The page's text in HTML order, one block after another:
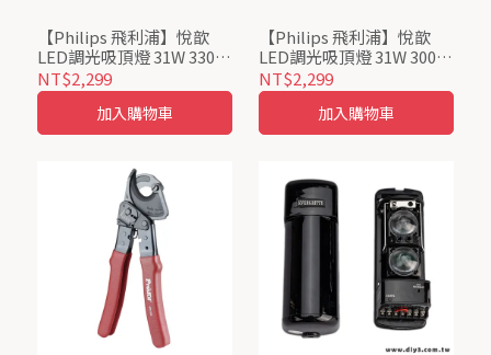
【Philips 飛利浦】悅歆
LED調光吸頂燈 31W 3300
流明 白光6500K
NT$2,299
加入購物車
【Philips 飛利浦】悅歆
LED調光吸頂燈 31W 3000
流明 黃光2700K
NT$2,299
加入購物車